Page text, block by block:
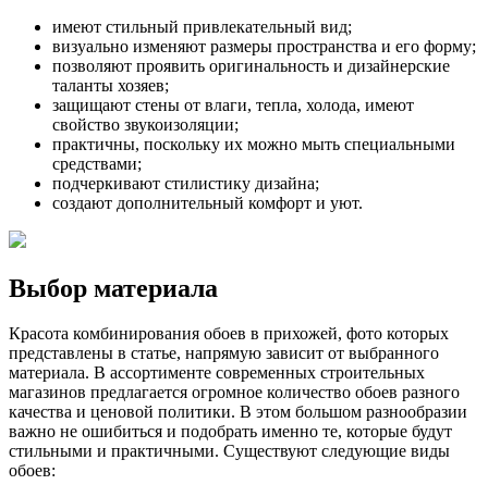
имеют стильный привлекательный вид;
визуально изменяют размеры пространства и его форму;
позволяют проявить оригинальность и дизайнерские
таланты хозяев;
защищают стены от влаги, тепла, холода, имеют
свойство звукоизоляции;
практичны, поскольку их можно мыть специальными
средствами;
подчеркивают стилистику дизайна;
создают дополнительный комфорт и уют.
Выбор материала
Красота комбинирования обоев в прихожей, фото которых
представлены в статье, напрямую зависит от выбранного
материала. В ассортименте современных строительных
магазинов предлагается огромное количество обоев разного
качества и ценовой политики. В этом большом разнообразии
важно не ошибиться и подобрать именно те, которые будут
стильными и практичными. Существуют следующие виды
обоев: